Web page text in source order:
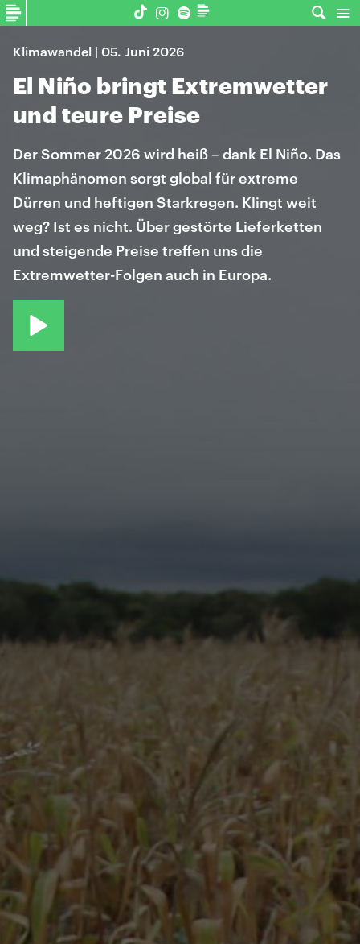
Klimawandel | 05. Juni 2026
El Niño bringt Extremwetter
und teure Preise
Der Sommer 2026 wird heiß – dank El Niño. Das
Klimaphänomen sorgt global für extreme
Dürren und heftigen Starkregen. Klingt weit
weg? Ist es nicht. Über gestörte Lieferketten
und steigende Preise treffen uns die
Extremwetter-Folgen auch in Europa.